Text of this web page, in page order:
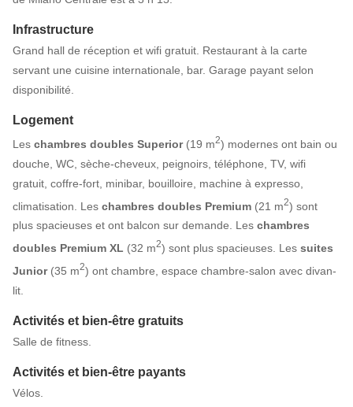
Infrastructure
Grand hall de réception et wifi gratuit. Restaurant à la carte
servant une cuisine internationale, bar. Garage payant selon
disponibilité.
Logement
Les chambres doubles Superior(19 m2) modernes ont bain ou
douche, WC, sèche-cheveux, peignoirs, téléphone, TV, wifi
gratuit, coffre-fort, minibar, bouilloire, machine à expresso,
climatisation. Les chambres doubles Premium (21 m2) sont
plus spacieuses et ont balcon sur demande. Les chambres
doubles Premium XL (32 m2) sont plus spacieuses. Les suites
Junior(35 m2) ont chambre, espace chambre-salon avec divan-
lit.
Activités et bien-être gratuits
Salle de fitness.
Activités et bien-être payants
Vélos.